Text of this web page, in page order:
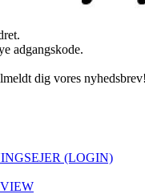
adgangskode.
dig vores nyhedsbrev!
(LOGIN)